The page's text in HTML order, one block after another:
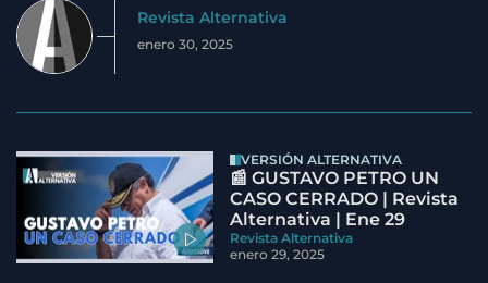
Revista Alternativa
enero 30, 2025
VERSIÓN ALTERNATIVA
📰 GUSTAVO PETRO UN
CASO CERRADO | Revista
Alternativa | Ene 29
Revista Alternativa
enero 29, 2025